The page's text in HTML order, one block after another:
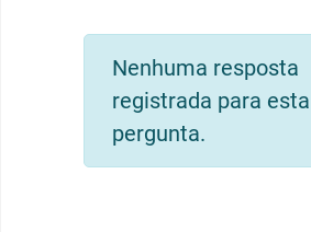
Nenhuma resposta
registrada para esta
pergunta.